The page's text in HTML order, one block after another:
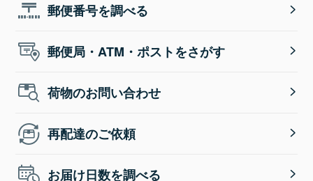
郵便番号を調べる
郵便局・ATM・ポストをさがす
荷物のお問い合わせ
再配達のご依頼
お届け日数を調べる